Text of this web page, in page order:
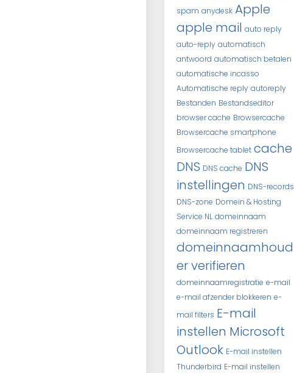
spam anydesk Apple
apple mail auto reply
auto-reply automatisch
antwoord automatisch betalen
automatische incasso
Automatische reply autoreply
Bestanden Bestandseditor
browser cache Browsercache
Browsercache smartphone
Browsercache tablet cache
DNS DNS cache DNS
instellingen DNS-records
DNS-zone Domein & Hosting
Service NL domeinnaam
domeinnaam registreren
domeinnaamhoud
er verifieren
domeinnaamregistratie e-mail
e-mail afzender blokkeren e-
mail filters E-mail
instellen Microsoft
Outlook E-mail instellen
Thunderbird E-mail instellen